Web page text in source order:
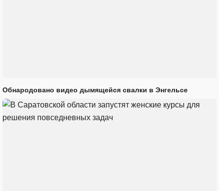
Обнародовано видео дымящейся свалки в Энгельсе